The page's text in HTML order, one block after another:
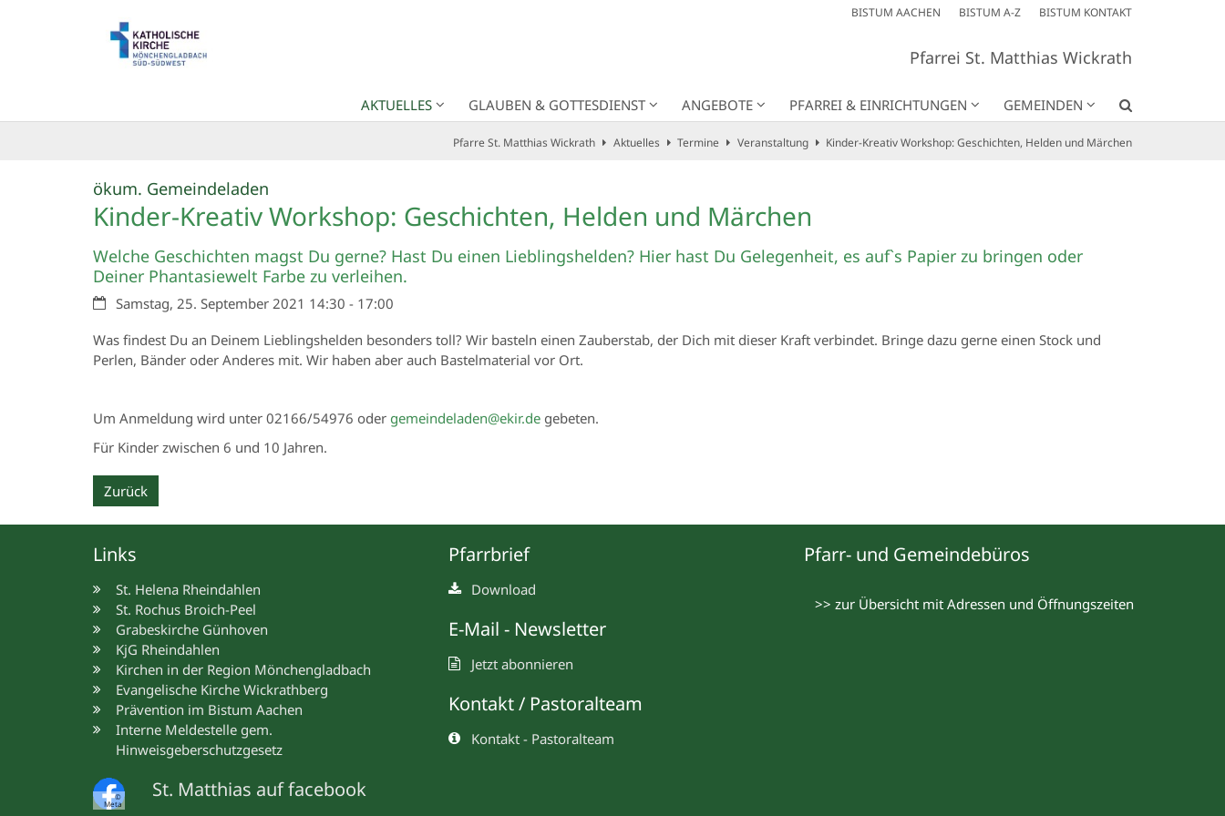
BISTUM AACHEN BISTUM A-Z BISTUM KONTAKT
Pfarrei St. Matthias Wickrath
AKTUELLES GLAUBEN & GOTTESDIENST ANGEBOTE PFARREI & EINRICHTUNGEN GEMEINDEN
Pfarre St. Matthias Wickrath Aktuelles Termine Veranstaltung Kinder-Kreativ Workshop: Geschichten, Helden und Märchen
ökum. Gemeindeladen
Kinder-Kreativ Workshop: Geschichten, Helden und Märchen
Welche Geschichten magst Du gerne? Hast Du einen Lieblingshelden? Hier hast Du Gelegenheit, es auf`s Papier zu bringen oder
Deiner Phantasiewelt Farbe zu verleihen.
Datum:Samstag, 25. September 2021 14:30 - 17:00
Was findest Du an Deinem Lieblingshelden besonders toll? Wir basteln einen Zauberstab, der Dich mit dieser Kraft verbindet. Bringe dazu gerne einen Stock und
Perlen, Bänder oder Anderes mit. Wir haben aber auch Bastelmaterial vor Ort.
Um Anmeldung wird unter 02166/54976 oder gemeindeladen@ekir.de gebeten.
Für Kinder zwischen 6 und 10 Jahren.
Zurück
Links
St. Helena Rheindahlen
St. Rochus Broich-Peel
Grabeskirche Günhoven
KjG Rheindahlen
Kirchen in der Region Mönchengladbach
Evangelische Kirche Wickrathberg
Prävention im Bistum Aachen
Interne Meldestelle gem.
Hinweisgeberschutzgesetz
©
Meta
St. Matthias auf facebook
Pfarrbrief
Download
E-Mail - Newsletter
Jetzt abonnieren
Kontakt / Pastoralteam
Kontakt - Pastoralteam
Pfarr- und Gemeindebüros
>> zur Übersicht mit Adressen und Öffnungszeiten